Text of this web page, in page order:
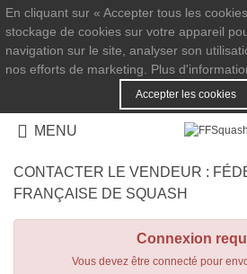
En cliquant sur « Accepter tous les
stockage de cookies sur votre appareil
navigation sur le site, analyser son
nos efforts de marketing. Plus
Accepter les cookies
MENU
CONTACTER LE VENDEUR :
FRANÇAISE DE SQUASH
Connexion
Vous devez être connecté pour